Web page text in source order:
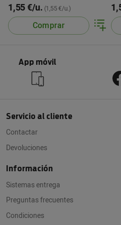
1,55 €/u. (1,55 €/u.)
Comprar
App móvil
Servicio al cliente
Contactar
Devoluciones
Información
Sistemas entrega
Preguntas frecuentes
Condiciones